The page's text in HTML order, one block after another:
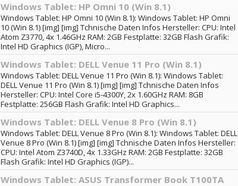
Windows Tablet: HP Omni 10 (Win 8.1)
Windows Tablet: HP Omni 10 (Win 8.1): Windows Tablet: HP Omni
10 (Win 8.1) [img] [img] Tchnische Daten Infos Hersteller: CPU: Intel
Atom Z3770, 4x 1.46GHz RAM: 2GB Festplatte: 32GB Flash Grafik:
Intel HD Graphics (IGP), Micro...
Windows Tablet: DELL Venue 11 Pro (Win 8.1)
Windows Tablet: DELL Venue 11 Pro (Win 8.1): Windows Tablet:
DELL Venue 11 Pro (Win 8.1) [img] [img] Tchnische Daten Infos
Hersteller: CPU: Intel Core i5-4300Y, 2x 1.60GHz RAM: 8GB
Festplatte: 256GB Flash Grafik: Intel HD Graphics...
Windows Tablet: DELL Venue 8 Pro (Win 8.1)
Windows Tablet: DELL Venue 8 Pro (Win 8.1): Windows Tablet: DELL
Venue 8 Pro (Win 8.1) [img] [img] Tchnische Daten Infos Hersteller:
CPU: Intel Atom Z3740D, 4x 1.33GHz RAM: 2GB Festplatte: 32GB
Flash Grafik: Intel HD Graphics (IGP)...
Windows Tablet: ASUS Transformer Book T100TA